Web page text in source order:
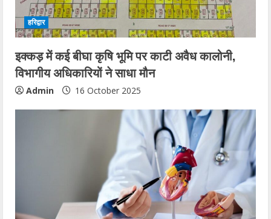
हरिद्वार
इक्कड़ में कई बीघा कृषि भूमि पर काटी अवैध कालोनी,
विभागीय अधिकारियों ने साधा मौन
Admin 16 October 2025